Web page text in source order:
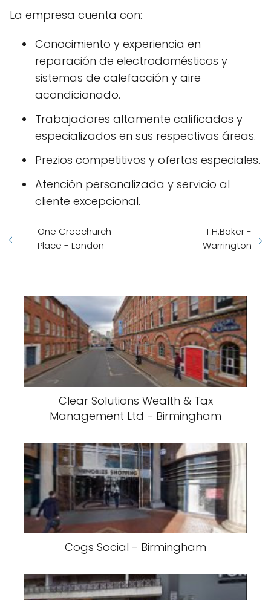
La empresa cuenta con:
Conocimiento y experiencia en
reparación de electrodomésticos y
sistemas de calefacción y aire
acondicionado.
Trabajadores altamente calificados y
especializados en sus respectivas áreas.
Prezios competitivos y ofertas especiales.
Atención personalizada y servicio al
cliente excepcional.
One Creechurch
Place - London
T.H.Baker -
Warrington
Clear Solutions Wealth & Tax
Management Ltd - Birmingham
Cogs Social - Birmingham